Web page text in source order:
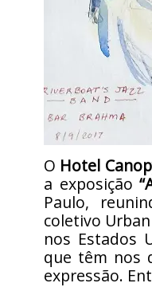
O Hotel
a exposição
Paulo,
coletivo
nos Estados
que têm nos
expressão.